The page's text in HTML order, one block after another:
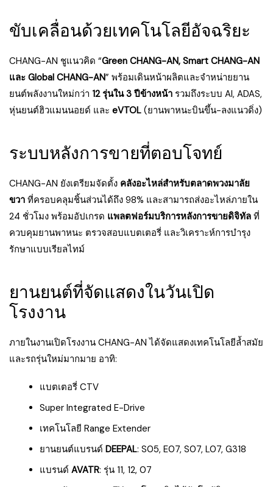
ขับเคลื่อนด้วยเทคโนโลยีอัจฉริยะ
CHANG-AN ชูแนวคิด “Green CHANG-AN, Smart CHANG-AN
และ Global CHANG-AN” พร้อมเดินหน้าผลิตและจำหน่ายยาน
ยนต์พลังงานใหม่กว่า 12 รุ่นใน 3 ปีข้างหน้า รวมถึงระบบ AI, ADAS,
หุ่นยนต์ฮิวแมนนอยด์ และ eVTOL (ยานพาหนะบินขึ้น-ลงแนวดิ่ง)
ระบบหลังการขายที่ตอบโจทย์
CHANG-AN ยังเตรียมจัดตั้ง คลังอะไหล่สำหรับตลาดพวงมาลัย
ขวา ที่ครอบคลุมชิ้นส่วนได้ถึง 98% และสามารถส่งอะไหล่ภายใน
24 ชั่วโมง พร้อมอัปเกรด แพลตฟอร์มบริการหลังการขายดิจิทัล ที่
ควบคุมยานพาหนะ ตรวจสอบแบตเตอรี่ และวิเคราะห์การบำรุง
รักษาแบบเรียลไทม์
ยานยนต์ที่จัดแสดงในวันเปิด
โรงงาน
ภายในงานเปิดโรงงาน CHANG-AN ได้จัดแสดงเทคโนโลยีล้ำสมัย
และรถรุ่นใหม่มากมาย อาทิ:
แบตเตอรี่ CTV
Super Integrated E-Drive
เทคโนโลยี Range Extender
ยานยนต์แบรนด์ DEEPAL: S05, E07, S07, L07, G318
แบรนด์ AVATR: รุ่น 11, 12, 07